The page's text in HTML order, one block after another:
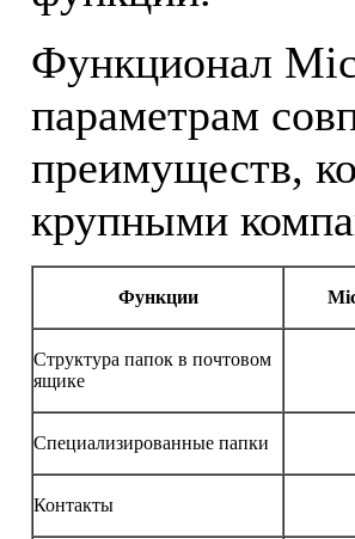
Функционал
параметрам
преимуществ,
крупными
Функции
Структура папок в почтовом
ящике
Специализированные папки
Контакты